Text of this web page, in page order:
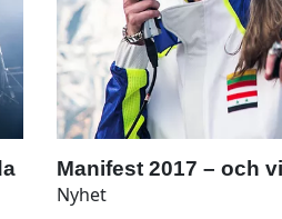
Manifest 2017 – och
Nyhet